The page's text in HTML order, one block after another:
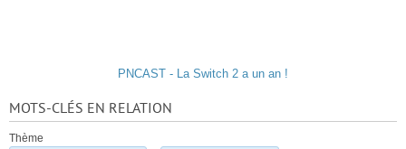
PNCAST - La Switch 2 a un an !
MOTS-CLÉS EN RELATION
Thème